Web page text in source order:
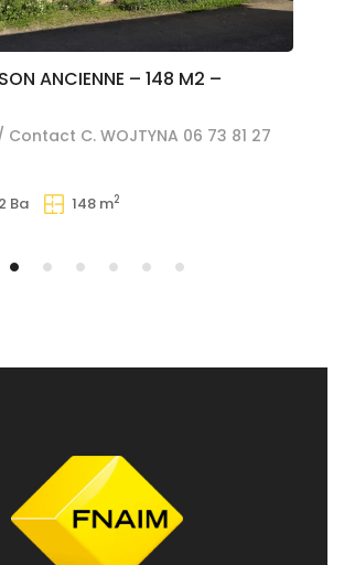
ANCIENNE – 148 M2 –
Contact C. WOJTYNA 06 73 81 27
2 Ba 148 m2